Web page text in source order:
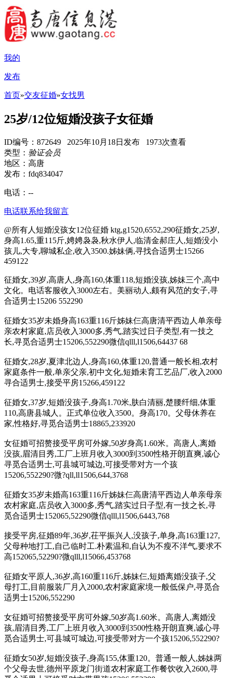
我的
发布
首页»交友征婚»女找男
25岁/12位短婚没孩子女征婚
ID编号：872649 2025年10月18日发布 1973次查看
类型： 验证会员
地区：高唐
发布：fdq834047
电话： --
电话联系给我留言
@所有人短婚没孩女12位征婚 ktg,g1520,6552,290征婚女,25岁,
身高1.65,重115斤,娉娉袅袅,秋水伊人,临清金郝庄人,短婚没小
孩儿,大专,聊城私企,收入3500.姊妹俩,寻找合适男士15266
459122
征婚女,39岁,高唐人,身高160,体重118,短婚没孩,姊妹三个,高中
文化。电话客服收入3000左右。美丽动人,颇有风范的女子,寻
合适男士15206 552290
征婚女35岁未婚身高163重116斤姊妹仨高唐清平西边人单亲母
亲农村家庭,店员收入3000多,秀气,踏实过日子类型,有一技之
长,寻觅合适男士15206,552290微信qlll,l1506,64437 68
征婚女,28岁,夏津北边人,身高160,体重120,普通一般长相,农村
家庭条件一般,单亲父亲,初中文化,短婚未育工艺品厂,收入2000
寻合适男士,接受平房15266,459122
征婚女,37岁,短婚没孩子,身高1.70米,肤白清丽,楚腰纤细,体重
110,高唐县城人。正式单位收入3500。身高170。父母休养在
家,性格好,寻觅合适男士18865,233920
女征婚可招赘接受平房可外嫁,50岁身高1.60米。高唐人,离婚
没孩,眉清目秀,工厂上班月收入3000到3500性格开朗直爽,诚心
寻觅合适男士,可县城可城边,可接受带对方一个孩
15206,552290?微?qll,ll1506,644,3768
征婚女35岁未婚高163重116斤姊妹仨高唐清平西边人单亲母亲
农村家庭,店员收入3000多,秀气,踏实过日子型,有一技之长,寻
觅合适男士152065,52290微信qlll,l1506,6443,768
接受平房,征婚89年,36岁,茌平振兴人,没孩子,单身,高163重127,
父母种地打工,自己临时工.朴素温和,自认为不瘦不洋气,要求不
高152065,52290?微qlll,l15066,453768
征婚女平原人,36岁,高160重116斤,姊妹仨,短婚离婚没孩子,父
母打工,目前服装厂月入2000,农村家庭家境一般低保户,寻觅合
适男士15206,552290
女征婚可招赘接受平房可外嫁,50岁高1.60米。高唐人,离婚没
孩,眉清目秀,工厂上班月收入3000到3500性格开朗直爽,诚心寻
觅合适男士,可县城可城边,可接受带对方一个孩15206,552290?
征婚女50岁,短婚没孩子,身高155,体重120。普通一般人,姊妹两
个父母去世,德州平原龙门街道农村家庭工作餐饮收入2600,寻